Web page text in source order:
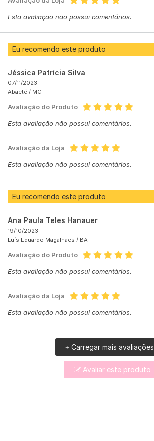
Esta avaliação não possui comentários.
Eu recomendo este produto
Jéssica Patrícia Silva
07/11/2023
Abaeté / MG
Avaliação do Produto
Esta avaliação não possui comentários.
Avaliação da Loja
Esta avaliação não possui comentários.
Eu recomendo este produto
Ana Paula Teles Hanauer
19/10/2023
Luís Eduardo Magalhães / BA
Avaliação do Produto
Esta avaliação não possui comentários.
Avaliação da Loja
Esta avaliação não possui comentários.
+Carregar mais avaliações
Avaliar este produto